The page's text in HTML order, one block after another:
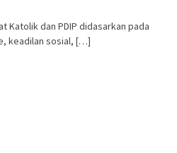
Katolik dan PDIP didasarkan pada
keadilan sosial, […]